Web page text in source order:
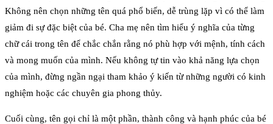
Không nên chọn những tên quá phổ biến, dễ trùng lặp vì có thể làm
giảm đi sự đặc biệt của bé. Cha mẹ nên tìm hiểu ý nghĩa của từng
chữ cái trong tên để chắc chắn rằng nó phù hợp với mệnh, tính cách
và mong muốn của mình. Nếu không tự tin vào khả năng lựa chọn
của mình, đừng ngần ngại tham khảo ý kiến từ những người có kinh
nghiệm hoặc các chuyên gia phong thủy.
Cuối cùng, tên gọi chỉ là một phần, thành công và hạnh phúc của bé